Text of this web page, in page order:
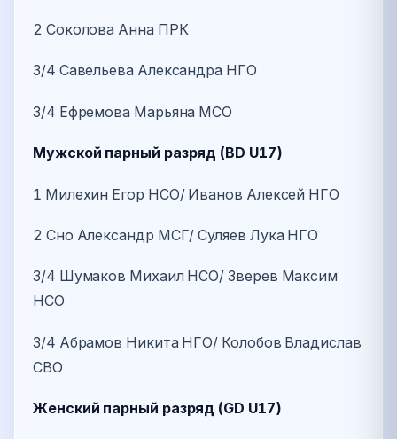
2 Соколова Анна ПРК
3/4 Савельева Александра НГО
3/4 Ефремова Марьяна МСО
Мужской парный разряд (BD U17)
1 Милехин Егор НСО/ Иванов Алексей НГО
2 Сно Александр МСГ/ Суляев Лука НГО
3/4 Шумаков Михаил НСО/ Зверев Максим
НСО
3/4 Абрамов Никита НГО/ Колобов Владислав
СВО
Женский парный разряд (GD U17)